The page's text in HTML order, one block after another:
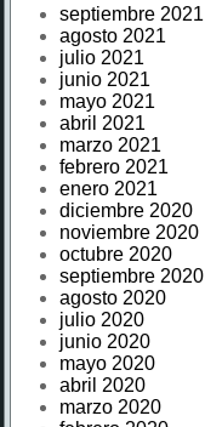
septiembre 2021
agosto 2021
julio 2021
junio 2021
mayo 2021
abril 2021
marzo 2021
febrero 2021
enero 2021
diciembre 2020
noviembre 2020
octubre 2020
septiembre 2020
agosto 2020
julio 2020
junio 2020
mayo 2020
abril 2020
marzo 2020